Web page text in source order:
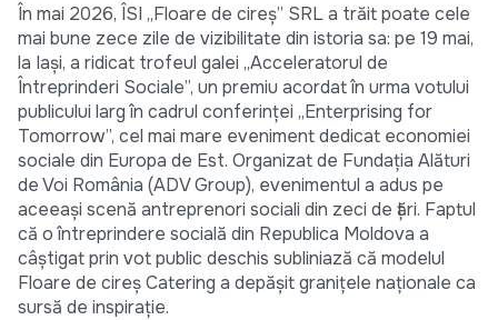
În mai 2026, ÎSI „Floare de cireș” SRL a trăit poate cele
mai bune zece zile de vizibilitate din istoria sa: pe 19 mai,
la Iași, a ridicat trofeul galei „Acceleratorul de
Întreprinderi Sociale”, un premiu acordat în urma votului
publicului larg în cadrul conferinței „Enterprising for
Tomorrow”, cel mai mare eveniment dedicat economiei
sociale din Europa de Est. Organizat de Fundația Alături
de Voi România (ADV Group), evenimentul a adus pe
aceeași scenă antreprenori sociali din zeci de țări. Faptul
că o întreprindere socială din Republica Moldova a
câștigat prin vot public deschis subliniază că modelul
Floare de cireș Catering a depășit granițele naționale ca
sursă de inspirație.